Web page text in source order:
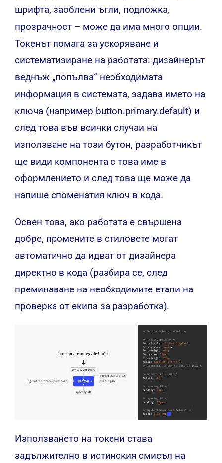
шрифта, заоблени ъгли, подложка,
прозрачност – може да има много опции.
Токенът помага за ускоряване и
систематизиране на работата: дизайнерът
веднъж „попълва“ необходимата
информация в системата, задава името на
ключа (например button.primary.default) и
след това във всички случаи на
използване на този бутон, разработчикът
ще види компонента с това име в
оформлението и след това ще може да
напише споменатия ключ в кода.
Освен това, ако работата е свършена
добре, промените в стиловете могат
автоматично да идват от дизайнера
директно в кода (разбира се, след
преминаване на необходимите етапи на
проверка от екипа за разработка).
Използването на токени става
задължително в истинския смисъл на